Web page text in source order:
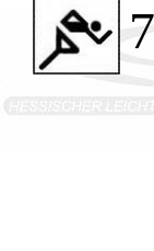
10,10
10,25
10,28	Zühl,
10,38
10,42	Klug,
10,53
10,58	Merz,
10,62
10,74